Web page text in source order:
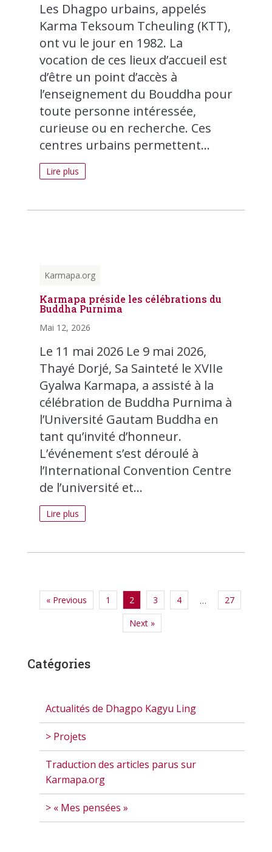
Les Dhagpo urbains, appelés
Karma Teksoum Tcheuling (KTT),
ont vu le jour en 1982. La
vocation de ces lieux d’accueil est
d’être un point d’accès à
l’enseignement du Bouddha pour
toute personne intéressée,
curieuse ou en recherche. Ces
centres urbains permettent...
Lire plus
Karmapa.org
Karmapa préside les célébrations du
Buddha Purnima
Mai 12, 2026
Le 11 mai 2026 Le 9 mai 2026,
Thayé Dorjé, Sa Sainteté le XVIIe
Gyalwa Karmapa, a assisté à la
célébration de Buddha Purnima à
l’Université Gautam Buddha en
tant qu’invité d’honneur.
L’événement s’est déroulé à
l’International Convention Centre
de l’université et...
Lire plus
« Previous 1 2 3 4 …
27
Next »
Catégories
Actualités de Dhagpo Kagyu Ling
> Projets
Traduction des articles parus sur
Karmapa.org
> « Mes pensées »